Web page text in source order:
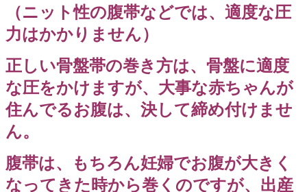
（ニット性の腹帯などでは、適度な圧
力はかかりません）
正しい骨盤帯の巻き方は、骨盤に適度
な圧をかけますが、大事な赤ちゃんが
住んでるお腹は、決して締め付けませ
ん。
腹帯は、もちろん妊婦でお腹が大きく
なってきた時から巻くのですが、出産